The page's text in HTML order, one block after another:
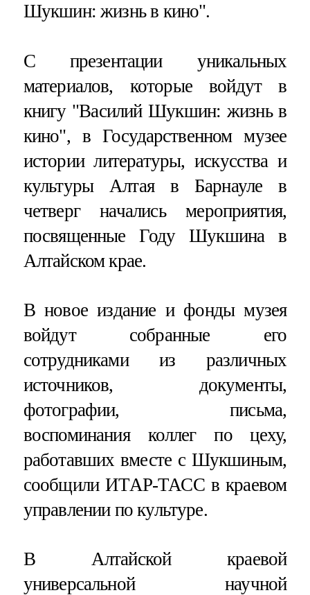
Шукшин: жизнь в кино".
С презентации уникальных
материалов, которые войдут в
книгу "Василий Шукшин: жизнь в
кино", в Государственном музее
истории литературы, искусства и
культуры Алтая в Барнауле в
четверг начались мероприятия,
посвященные Году Шукшина в
Алтайском крае.
В новое издание и фонды музея
войдут собранные его
сотрудниками из различных
источников, документы,
фотографии, письма,
воспоминания коллег по цеху,
работавших вместе с Шукшиным,
сообщили ИТАР-ТАСС в краевом
управлении по культуре.
В Алтайской краевой
универсальной научной